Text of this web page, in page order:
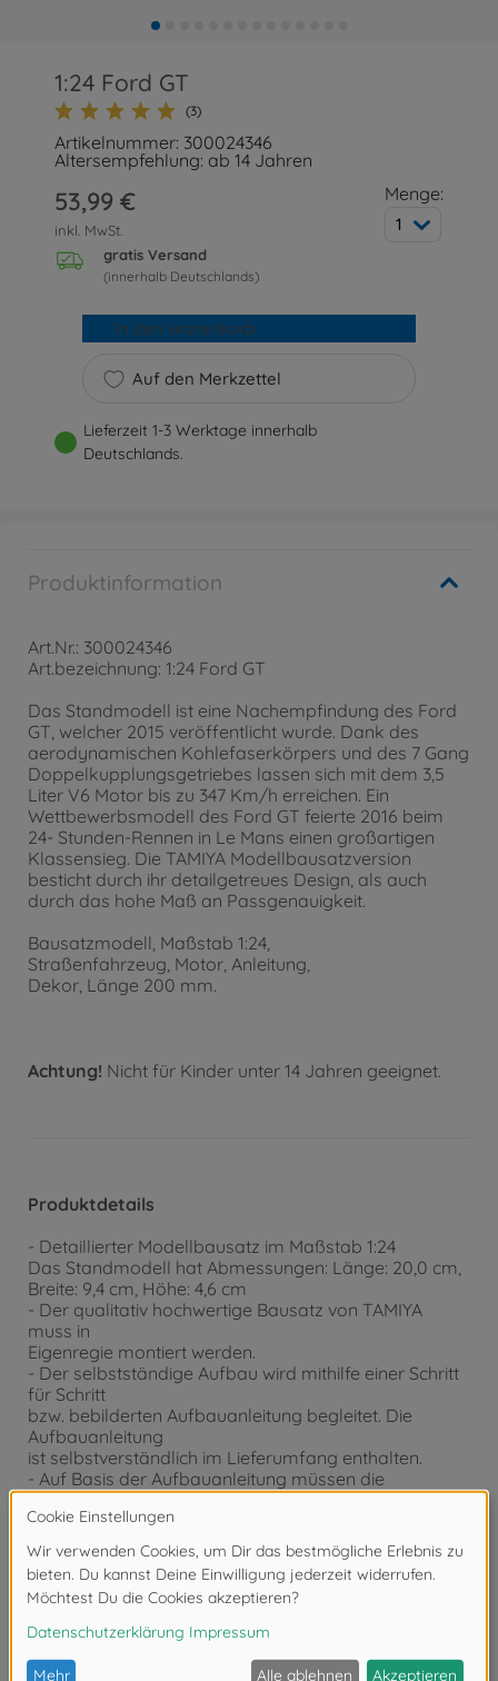
1:24 Ford GT
(3)
Artikelnummer: 300024346
Altersempfehlung: ab 14 Jahren
53,99 €
inkl. MwSt.
gratis Versand
(innerhalb Deutschlands)
Menge:
1
Auf den Merkzettel
In den Warenkorb
Lieferzeit 1-3 Werktage innerhalb
Deutschlands.
Produktinformation
Art.Nr.: 300024346
Art.bezeichnung: 1:24 Ford GT
Das Standmodell ist eine Nachempfindung des Ford
GT, welcher 2015 veröffentlicht wurde. Dank des
aerodynamischen Kohlefaserkörpers und des 7 Gang
Doppelkupplungsgetriebes lassen sich mit dem 3,5
Liter V6 Motor bis zu 347 Km/h erreichen. Ein
Wettbewerbsmodell des Ford GT feierte 2016 beim
24- Stunden-Rennen in Le Mans einen großartigen
Klassensieg. Die TAMIYA Modellbausatzversion
besticht durch ihr detailgetreues Design, als auch
durch das hohe Maß an Passgenauigkeit.
Bausatzmodell, Maßstab 1:24,
Straßenfahrzeug, Motor, Anleitung,
Dekor, Länge 200 mm.
Achtung! Nicht für Kinder unter 14 Jahren geeignet.
Produktdetails
- Detaillierter Modellbausatz im Maßstab 1:24
Das Standmodell hat Abmessungen: Länge: 20,0 cm,
Breite: 9,4 cm, Höhe: 4,6 cm
- Der qualitativ hochwertige Bausatz von TAMIYA
muss in
Eigenregie montiert werden.
- Der selbstständige Aufbau wird mithilfe einer Schritt
für Schritt
bzw. bebilderten Aufbauanleitung begleitet. Die
Aufbauanleitung
ist selbstverständlich im Lieferumfang enthalten.
- Auf Basis der Aufbauanleitung müssen die
passgenauen Einzelteile
zusammengefügt werden. Eine Lackierung der Teile
kann nach
eigenen Vorstellungen vorgenommen werden.
- Werkzeug, Klebstoff und Farben sind im
Lieferumfang des
Plastikbausatzes nicht enthalten. Diese müssen
optional erworben
werden.